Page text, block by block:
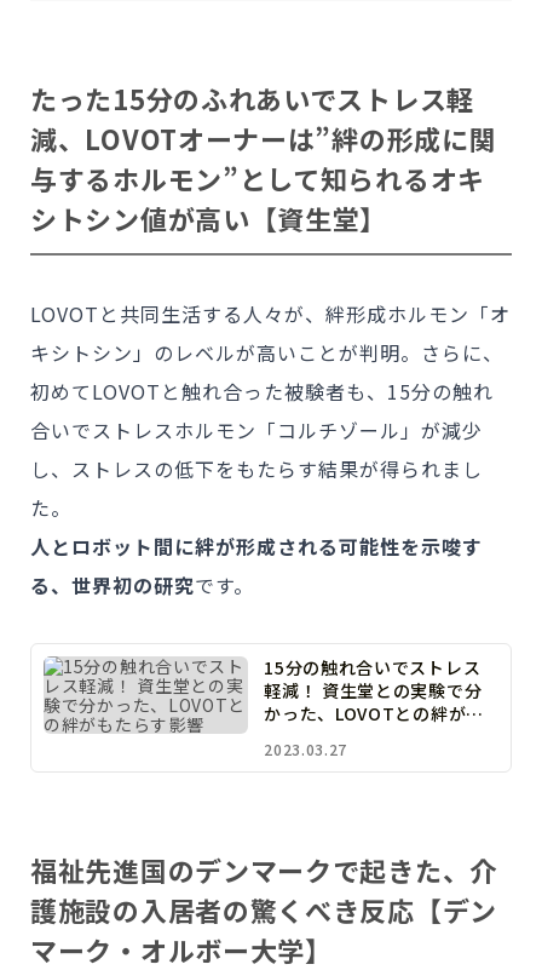
たった15分のふれあいでストレス軽
減、LOVOTオーナーは”絆の形成に関
与するホルモン”として知られるオキ
シトシン値が高い 【資生堂】
LOVOTと共同生活する人々が、絆形成ホルモン「オ
キシトシン」のレベルが高いことが判明。さらに、
初めてLOVOTと触れ合った被験者も、15分の触れ
合いでストレスホルモン「コルチゾール」が減少
し、ストレスの低下をもたらす結果が得られまし
た。
人とロボット間に絆が形成される可能性を示唆す
る、世界初の研究です。
15分の触れ合いでストレス
軽減！ 資生堂との実験で分
かった、LOVOTとの絆がも
2023.03.27
福祉先進国のデンマークで起きた、介
護施設の入居者の驚くべき反応 【デン
マーク・オルボー大学】